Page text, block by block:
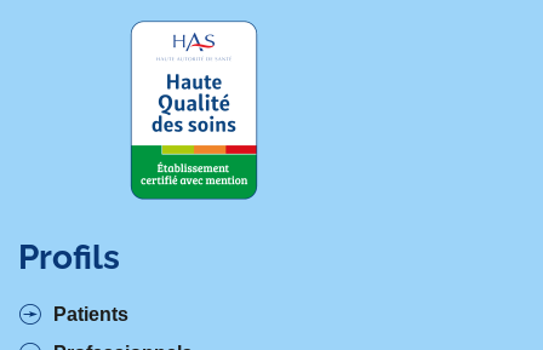
Profils
Patients